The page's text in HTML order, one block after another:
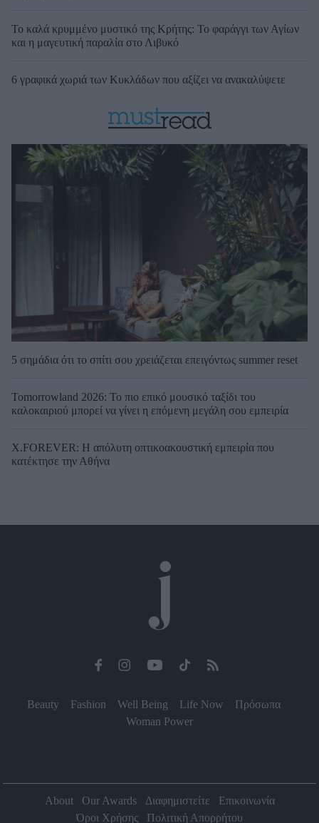
Το καλά κρυμμένο μυστικό της Κρήτης: Το φαράγγι των Αγίων
και η μαγευτική παραλία στο Λιβυκό
6 γραφικά χωριά των Κυκλάδων που αξίζει να ανακαλύψετε
5 σημάδια ότι το σπίτι σου χρειάζεται επειγόντως summer reset
Tomorrowland 2026: Το πιο επικό μουσικό ταξίδι του
καλοκαιριού μπορεί να γίνει η επόμενη μεγάλη σου εμπειρία
X.FOREVER: Η απόλυτη οπτικοακουστική εμπειρία που
κατέκτησε την Αθήνα
Beauty Fashion Well Being Life Now
Πρόσωπα
Woman Power
About Our Awards Διαφημιστείτε
Επικοινωνία
Όροι Χρήσης
Πολιτική Απορρήτου